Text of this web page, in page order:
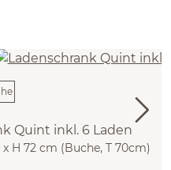
Quint inkl. 6 Laden
H 72 cm (Buche, T 70cm)